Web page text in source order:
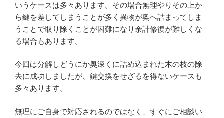
いうケースは多々あります。その場合無理やりその上か
ら鍵を差してしまうことが多く異物が奥へ詰まってしま
うことで取り除くことが困難になり余計修復が難しくな
る場合もあります。
今回は分解しどうにか奥深くに詰め込まれた木の枝の除
去に成功しましたが、鍵交換をせざるを得ないケースも
多々あります。
無理にご自身で対応されるのではなく、すぐにご相談い